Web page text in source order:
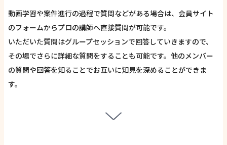
動画学習や案件進行の過程で質問などがある場合は、会員サイト
のフォームからプロの講師へ直接質問が可能です。
いただいた質問はグループセッションで回答していきますので、
その場でさらに詳細な質問をすることも可能です。他のメンバー
の質問や回答を知ることでお互いに知見を深めることができま
す。